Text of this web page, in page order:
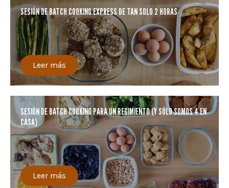
SESIÓN DE BATCH COOKING EXPRESS DE TAN SOLO 2 HORAS
Leer más
SESIÓN DE BATCH COOKING PARA UN REGIMIENTO (Y SÓLO SOMOS 4 EN
CASA)
Leer más